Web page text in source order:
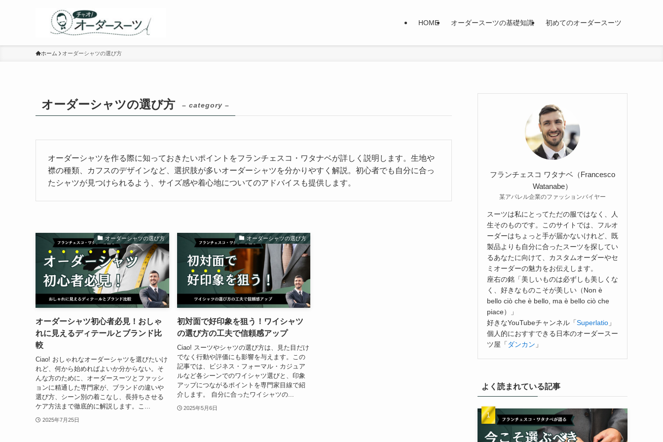
HOME オーダースーツの基礎知識 初めてのオーダースーツ
ホーム オーダーシャツの選び方
オーダーシャツの選び方 – category –
オーダーシャツを作る際に知っておきたいポイントをフランチェスコ・ワタナベが詳しく説明します。生地や
襟の種類、カフスのデザインなど、選択肢が多いオーダーシャツを分かりやすく解説。初心者でも自分に合っ
たシャツが見つけられるよう、サイズ感や着心地についてのアドバイスも提供します。
オーダーシャツの選び方
オーダーシャツ初心者必見！おしゃ
れに見えるディテールとブランド比
較
Ciao! おしゃれなオーダーシャツを選びたいけ
れど、何から始めればよいか分からない。そ
んな方のために、オーダースーツとファッシ
ョンに精通した専門家が、ブランドの違いや
選び方、シーン別の着こなし、長持ちさせる
ケア方法まで徹底的に解説します。こ...
2025年7月25日
オーダーシャツの選び方
初対面で好印象を狙う！ワイシャツ
の選び方の工夫で信頼感アップ
Ciao! スーツやシャツの選び方は、見た目だけ
でなく行動や評価にも影響を与えます。この
記事では、ビジネス・フォーマル・カジュア
ルなど各シーンでのワイシャツ選びと、印象
アップにつながるポイントを専門家目線で紹
介します。 自分に合ったワイシャツの...
2025年5月6日
フランチェスコ ワタナベ（Francesco
Watanabe）
某アパレル企業のファッションバイヤー
スーツは私にとってただの服ではなく、人
生そのものです。このサイトでは、フルオ
ーダーはちょっと手が届かないけれど、既
製品よりも自分に合ったスーツを探してい
るあなたに向けて、カスタムオーダーやセ
ミオーダーの魅力をお伝えします。
座右の銘「美しいものは必ずしも美しくな
く、好きなものこそが美しい（Non è
bello ciò che è bello, ma è bello ciò che
piace）」
好きなYouTubeチャンネル「Superlatio 」
個人的におすすできる日本のオーダースー
ツ屋「 ダンカン 」
よく読まれている記事